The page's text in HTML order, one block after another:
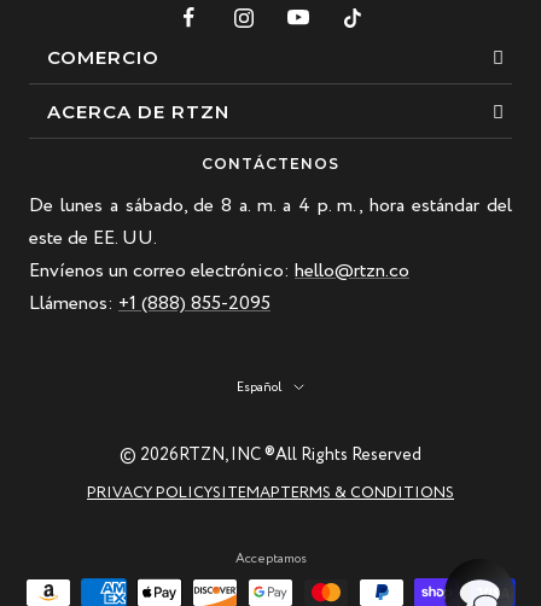
COMERCIO
Esposas
Pulsera de cuentas
Pulsera de cuero
Los más vendidos
Nuevas llegadas
ACERCA DE RTZN
Nuestra historia
Blogs
Guía de cuidado de joyas RTZN
Contáctenos
CONTÁCTENOS
De lunes a sábado, de 8 a. m. a 4 p. m., hora estándar del
este de EE. UU.
Envíenos un correo electrónico: hello@rtzn.co
Llámenos: +1 (888) 855-2095
Idioma
Español
© 2026RTZN, INC ®All Rights Reserved
PRIVACY POLICYSITEMAPTERMS & CONDITIONS
Acceptamos